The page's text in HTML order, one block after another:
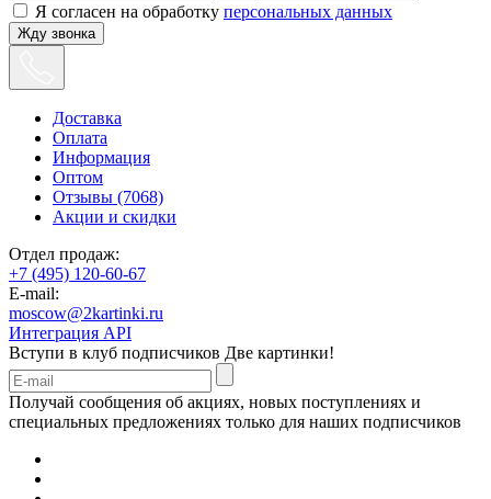
Я согласен на обработку персональных данных
Жду звонка
Доставка
Оплата
Информация
Оптом
Отзывы (7068)
Акции и скидки
Отдел продаж:
+7 (495) 120-60-67
E-mail:
moscow@2kartinki.ru
Интеграция API
Вступи в клуб подписчиков Две картинки!
Получай сообщения об акциях, новых поступлениях и
специальных предложениях только для наших подписчиков